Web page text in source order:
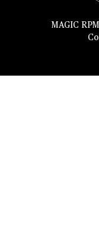
MAGIC